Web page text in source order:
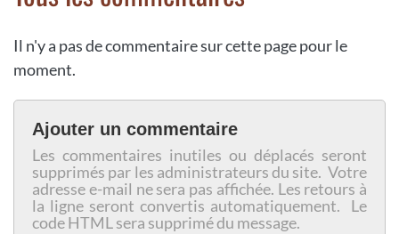
Il n'y a pas de commentaire sur cette page pour le
moment.
Ajouter un commentaire
Les commentaires inutiles ou déplacés seront
supprimés par les administrateurs du site. Votre
adresse e-mail ne sera pas affichée. Les retours à
la ligne seront convertis automatiquement. Le
code HTML sera supprimé du message.